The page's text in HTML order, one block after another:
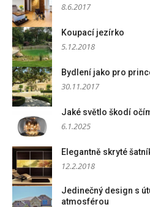
8.6.2017
Koupací jezírko
5.12.2018
Bydlení jako pro
30.11.2017
Jaké světlo škodí
6.1.2025
Elegantně skryté
12.2.2018
Jedinečný design s
atmosférou